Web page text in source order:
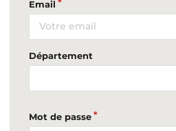
Email
Département
Mot de passe